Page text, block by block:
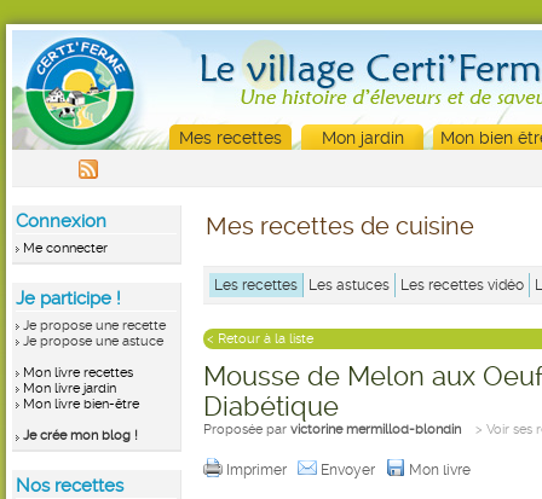
Mes recettes Mon jardin Mon bien
Connexion
Me connecter
Je participe !
Je propose une recette
Je propose une astuce
Mon livre recettes
Mon livre jardin
Mon livre bien-être
Je crée mon blog !
Nos recettes
Mes recettes de cuisine
Les recettes Les astuces Les recettes vidéo
< Retour à la liste
Mousse de Melon aux
Diabétique
Proposée par victorine mermillod-blondin > Voir ses
Imprimer Envoyer Mon livre